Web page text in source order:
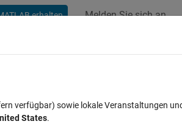
erhalten Melden Sie sich an
to Velocity?
verfügbar) sowie lokale Veranstaltungen
States.